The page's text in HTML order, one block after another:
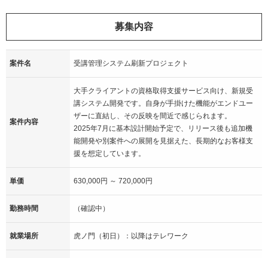
募集内容
案件名 受講管理システム刷新プロジェクト
案件内容
大手クライアントの資格取得支援サービス向け、新規受
講システム開発です。自身が手掛けた機能がエンドユー
ザーに直結し、その反映を間近で感じられます。
2025年7月に基本設計開始予定で、リリース後も追加機
能開発や別案件への展開を見据えた、長期的なお客様支
援を想定しています。
単価 630,000円 ～ 720,000円
勤務時間 （確認中）
就業場所 虎ノ門（初日）：以降はテレワーク